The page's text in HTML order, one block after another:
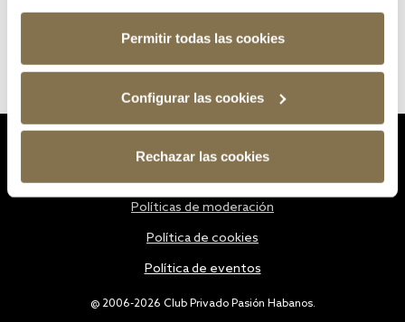
Permitir todas las cookies
Configurar las cookies
Rechazar las cookies
@ 2006-2026 Club Privado Pasión Habanos.
Políticas de moderación
Política de cookies
Política de eventos